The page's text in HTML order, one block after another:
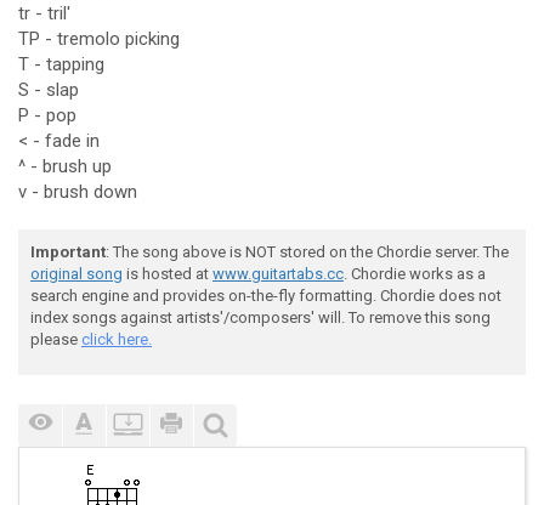
tr - tril'
TP - tremolo picking
T - tapping
S - slap
P - pop
< - fade in
^ - brush up
v - brush down
Important: The song above is NOT stored on the Chordie server. The
original song is hosted at www.guitartabs.cc. Chordie works as a
search engine and provides on-the-fly formatting. Chordie does not
index songs against artists'/composers' will. To remove this song
please click here.